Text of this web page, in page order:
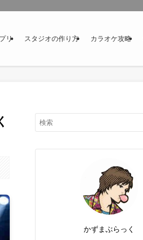
リ スタジオの作り方 カラオケ攻略
かずまぶらっく